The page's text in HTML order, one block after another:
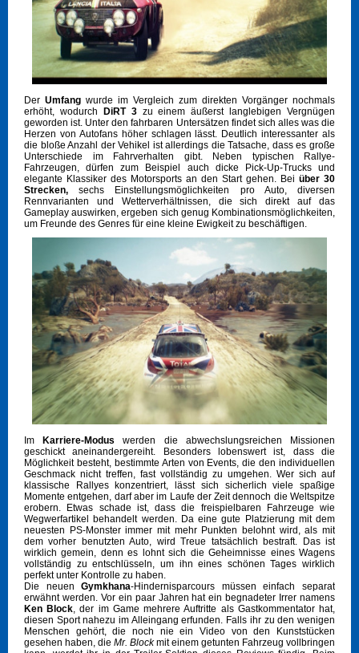
Der Umfang wurde im Vergleich zum direkten Vorgänger nochmals
erhöht, wodurch
DiRT 3zu einem äußerst langlebigen Vergnügen
geworden ist. Unter den fahrbaren Untersätzen findet sich alles was die
Herzen von Autofans höher schlagen lässt. Deutlich interessanter als
die bloße Anzahl der Vehikel ist allerdings die Tatsache, dass es große
Unterschiede im Fahrverhalten gibt. Neben typischen Rallye-
Fahrzeugen, dürfen zum Beispiel auch dicke Pick-Up-Trucks und
elegante Klassiker des Motorsports an den Start gehen. Bei über 30
Strecken, sechs Einstellungsmöglichkeiten pro Auto, diversen
Rennvarianten und Wetterverhältnissen, die sich direkt auf das
Gameplay auswirken, ergeben sich genug Kombinationsmöglichkeiten,
um Freunde des Genres für eine kleine Ewigkeit zu beschäftigen.
Im Karriere-Modus werden die abwechslungsreichen Missionen
geschickt aneinandergereiht. Besonders lobenswert ist, dass die
Möglichkeit besteht, bestimmte Arten von Events, die den individuellen
Geschmack nicht treffen, fast vollständig zu umgehen. Wer sich auf
klassische Rallyes konzentriert, lässt sich sicherlich viele spaßige
Momente entgehen, darf aber im Laufe der Zeit dennoch die Weltspitze
erobern. Etwas schade ist, dass die freispielbaren Fahrzeuge wie
Wegwerfartikel behandelt werden. Da eine gute Platzierung mit dem
neuesten PS-Monster immer mit mehr Punkten belohnt wird, als mit
dem vorher benutzten Auto, wird Treue tatsächlich bestraft. Das ist
wirklich gemein, denn es lohnt sich die Geheimnisse eines Wagens
vollständig zu entschlüsseln, um ihn eines schönen Tages wirklich
perfekt unter Kontrolle zu haben.
Die neuenGymkhana-Hindernisparcours müssen einfach separat
erwähnt werden. Vor ein paar Jahren hat ein begnadeter Irrer namens
Ken Block, der im Game mehrere Auftritte als Gastkommentator hat,
diesen Sport nahezu im Alleingang erfunden. Falls ihr zu den wenigen
Menschen gehört, die noch nie ein Video von den Kunststücken
gesehen haben, die Mr. Blockmit einem getunten Fahrzeug vollbringen